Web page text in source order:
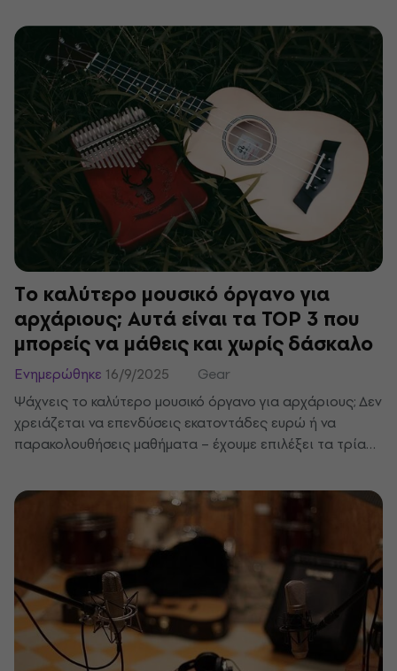
προστατέψουν το όργανό σου. Διάβασε τι πρέπει να
περιλαμβάνει ο εξοπλισμός κάθε κιθαρίστα, αρχάριου ή
προχωρημένου.
Το καλύτερο μουσικό όργανο για
αρχάριους; Αυτά είναι τα TOP 3 που
μπορείς να μάθεις και χωρίς δάσκαλο
Ενημερώθηκε 16/9/2025
Gear
Ψάχνεις το καλύτερο μουσικό όργανο για αρχάριους; Δεν
χρειάζεται να επενδύσεις εκατοντάδες ευρώ ή να
παρακολουθήσεις μαθήματα – έχουμε επιλέξει τα τρία
χωρίς δάσκαλο. Είναι ιδανικά για παιχνίδι στο σπίτι ή εν
κινήσει, θα σου επιτρέψουν να προοδεύσεις γρήγορα και
μετά από λίγες εβδομάδες θα μπορείς να παίξεις τα
αγαπημένα σου τραγούδια.